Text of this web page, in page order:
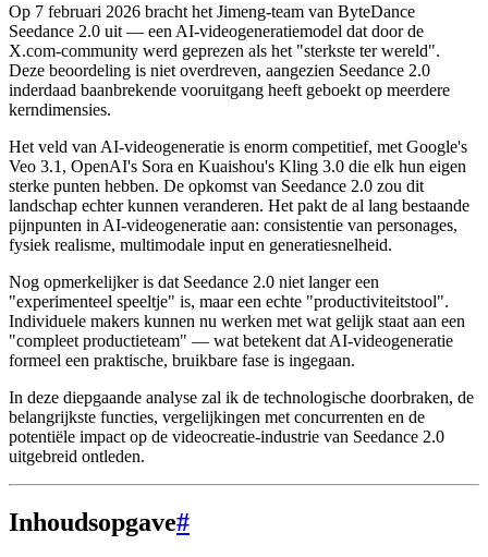
Op 7 februari 2026 bracht het Jimeng-team van ByteDance
Seedance 2.0 uit — een AI-videogeneratiemodel dat door de
X.com-community werd geprezen als het "sterkste ter wereld".
Deze beoordeling is niet overdreven, aangezien Seedance 2.0
inderdaad baanbrekende vooruitgang heeft geboekt op meerdere
kerndimensies.
Het veld van AI-videogeneratie is enorm competitief, met Google's
Veo 3.1, OpenAI's Sora en Kuaishou's Kling 3.0 die elk hun eigen
sterke punten hebben. De opkomst van Seedance 2.0 zou dit
landschap echter kunnen veranderen. Het pakt de al lang bestaande
pijnpunten in AI-videogeneratie aan: consistentie van personages,
fysiek realisme, multimodale input en generatiesnelheid.
Nog opmerkelijker is dat Seedance 2.0 niet langer een
"experimenteel speeltje" is, maar een echte "productiviteitstool".
Individuele makers kunnen nu werken met wat gelijk staat aan een
"compleet productieteam" — wat betekent dat AI-videogeneratie
formeel een praktische, bruikbare fase is ingegaan.
In deze diepgaande analyse zal ik de technologische doorbraken, de
belangrijkste functies, vergelijkingen met concurrenten en de
potentiële impact op de videocreatie-industrie van Seedance 2.0
uitgebreid ontleden.
Inhoudsopgave#